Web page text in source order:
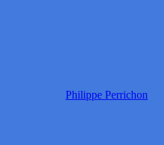
Philippe Perrichon